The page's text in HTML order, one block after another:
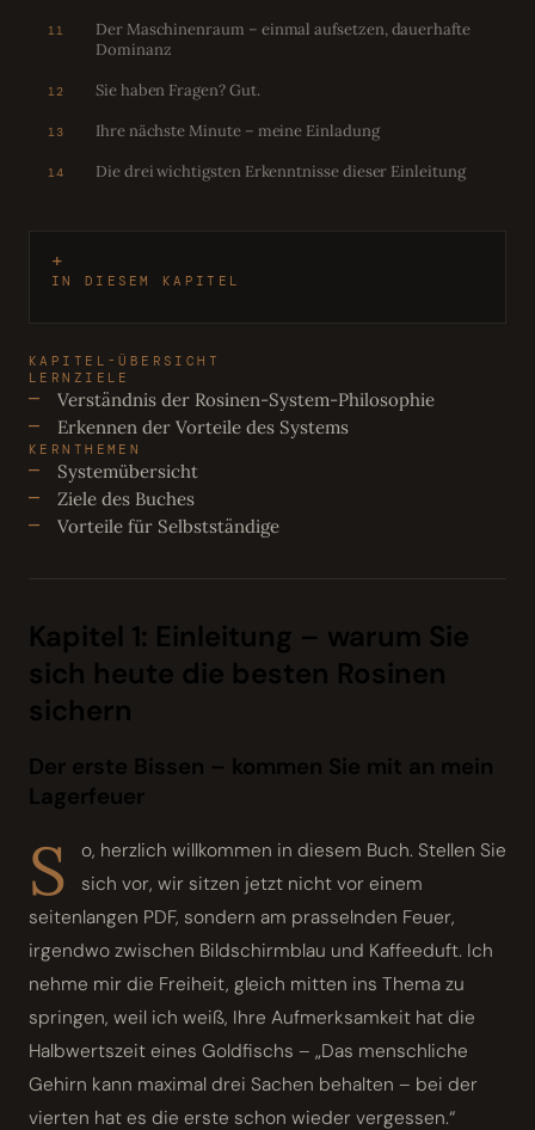
11
Der Maschinenraum – einmal aufsetzen, dauerhafte
Dominanz
12 Sie haben Fragen? Gut.
13 Ihre nächste Minute – meine Einladung
14 Die drei wichtigsten Erkenntnisse dieser Einleitung
IN DIESEM KAPITEL
KAPITEL-ÜBERSICHT
LERNZIELE
Verständnis der Rosinen-System-Philosophie
Erkennen der Vorteile des Systems
KERNTHEMEN
Systemübersicht
Ziele des Buches
Vorteile für Selbstständige
Kapitel 1: Einleitung – warum Sie
sich heute die besten Rosinen
sichern
Der erste Bissen – kommen Sie mit an mein
Lagerfeuer
S
o, herzlich willkommen in diesem Buch. Stellen Sie
sich vor, wir sitzen jetzt nicht vor einem
seitenlangen PDF, sondern am prasselnden Feuer,
irgendwo zwischen Bildschirm­blau und Kaffeeduft. Ich
nehme mir die Freiheit, gleich mitten ins Thema zu
springen, weil ich weiß, Ihre Aufmerksamkeit hat die
Halbwertszeit eines Goldfischs – „Das menschliche
Gehirn kann maximal drei Sachen behalten – bei der
vierten hat es die erste schon wieder vergessen.“